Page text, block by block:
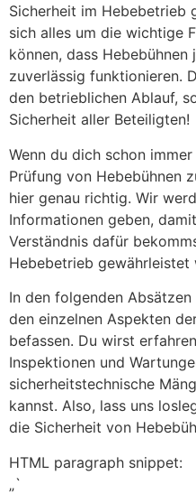
Sicherheit im Hebebetrieb
sich alles um die wichtige
können, dass
zuverlässig funktionieren.
den betrieblichen Ablauf,
Sicherheit aller Beteiligten!
Wenn du dich schon
Prüfung von Hebebühnen
hier genau richtig. Wir
Informationen geben,
Verständnis dafür
Hebebetrieb gewährleistet
In den folgenden
den einzelnen Aspekten
befassen. Du wirst
Inspektionen und
sicherheitstechnische
kannst. Also, lass uns
die Sicherheit von
HTML paragraph snippet:
„`